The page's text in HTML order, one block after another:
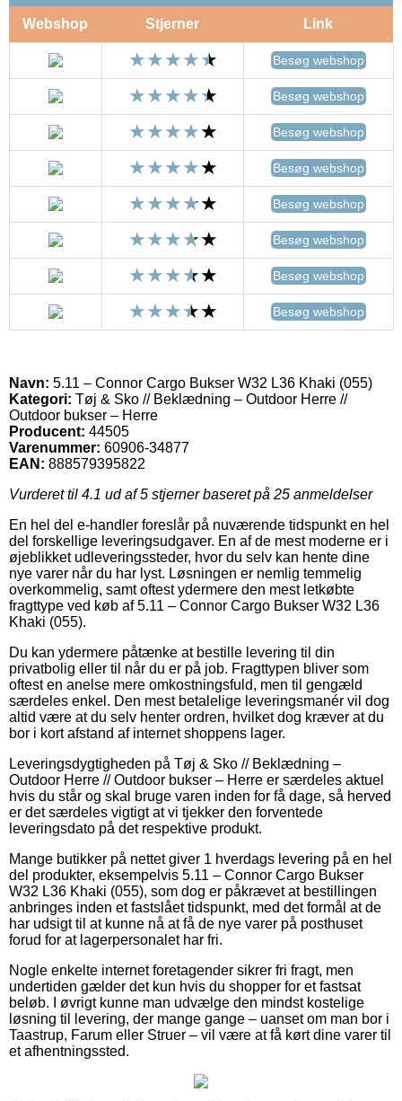
Webshop Stjerner Link
Besøg webshop
Besøg webshop
Besøg webshop
Besøg webshop
Besøg webshop
Besøg webshop
Besøg webshop
Besøg webshop
Navn: 5.11 – Connor Cargo Bukser W32 L36 Khaki (055)
Kategori: Tøj & Sko // Beklædning – Outdoor Herre //
Outdoor bukser – Herre
Producent: 44505
Varenummer: 60906-34877
EAN: 888579395822
Vurderet til 4.1 ud af 5 stjerner baseret på 25 anmeldelser
En hel del e-handler foreslår på nuværende tidspunkt en hel
del forskellige leveringsudgaver. En af de mest moderne er i
øjeblikket udleveringssteder, hvor du selv kan hente dine
nye varer når du har lyst. Løsningen er nemlig temmelig
overkommelig, samt oftest ydermere den mest letkøbte
fragttype ved køb af 5.11 – Connor Cargo Bukser W32 L36
Khaki (055).
Du kan ydermere påtænke at bestille levering til din
privatbolig eller til når du er på job. Fragttypen bliver som
oftest en anelse mere omkostningsfuld, men til gengæld
særdeles enkel. Den mest betalelige leveringsmanér vil dog
altid være at du selv henter ordren, hvilket dog kræver at du
bor i kort afstand af internet shoppens lager.
Leveringsdygtigheden på Tøj & Sko // Beklædning –
Outdoor Herre // Outdoor bukser – Herre er særdeles aktuel
hvis du står og skal bruge varen inden for få dage, så herved
er det særdeles vigtigt at vi tjekker den forventede
leveringsdato på det respektive produkt.
Mange butikker på nettet giver 1 hverdags levering på en hel
del produkter, eksempelvis 5.11 – Connor Cargo Bukser
W32 L36 Khaki (055), som dog er påkrævet at bestillingen
anbringes inden et fastslået tidspunkt, med det formål at de
har udsigt til at kunne nå at få de nye varer på posthuset
forud for at lagerpersonalet har fri.
Nogle enkelte internet foretagender sikrer fri fragt, men
undertiden gælder det kun hvis du shopper for et fastsat
beløb. I øvrigt kunne man udvælge den mindst kostelige
løsning til levering, der mange gange – uanset om man bor i
Taastrup, Farum eller Struer – vil være at få kørt dine varer til
et afhentningssted.